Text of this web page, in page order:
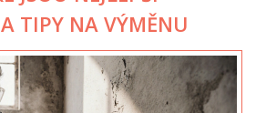
TIPY NA VÝMĚNU